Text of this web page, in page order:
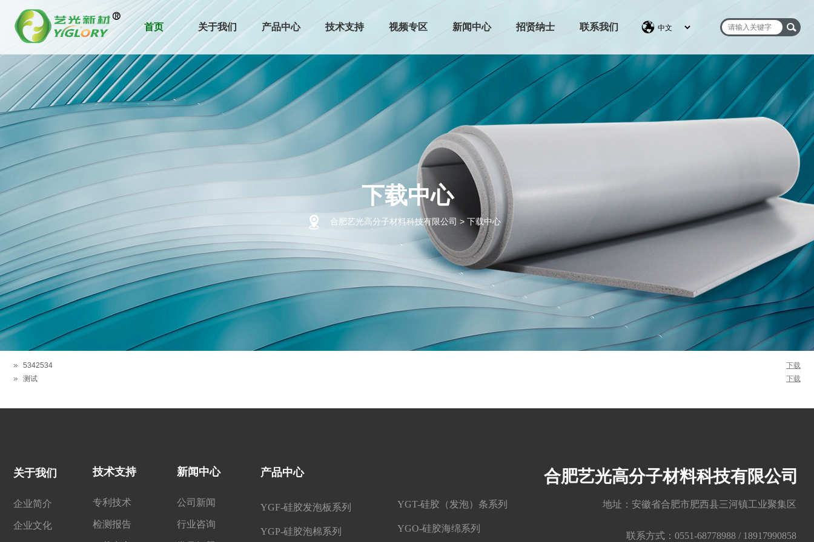
合肥艺光高分子材料科技有限公司 > 下载中心
首页 关于我们 产品中心 技术支持 视频专区 新闻中心 招贤纳士 联系我们
下载中心
下载
5342534
下载
测试
产品中心
YGF-硅胶发泡板系列
YGP-硅胶泡棉系列
技术支持
专利技术
检测报告
地址：安徽省合肥市肥西县三河镇工业聚集区
联系方式：0551-68778988 / 18917990858
关于我们
企业简介
企业文化
合肥艺光高分子材料科技有限公司
YGT-硅胶（发泡）条系列
YGO-硅胶海绵系列
新闻中心
公司新闻
行业咨询